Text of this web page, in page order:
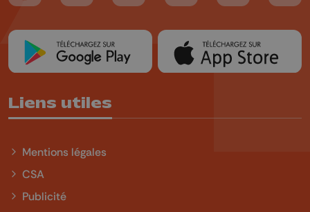
Liens utiles
Mentions légales
CSA
Publicité